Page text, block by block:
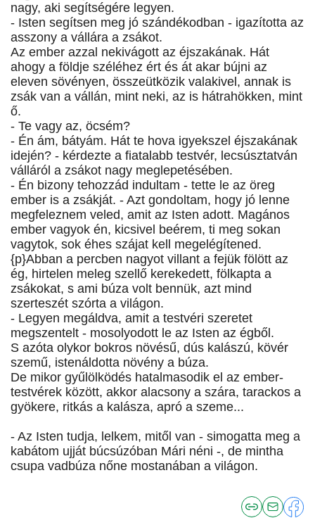
nagy, aki segítségére legyen.
- Isten segítsen meg jó szándékodban - igazította az
asszony a vállára a zsákot.
Az ember azzal nekivágott az éjszakának. Hát
ahogy a földje széléhez ért és át akar bújni az
eleven sövényen, összeütközik valakivel, annak is
zsák van a vállán, mint neki, az is hátrahökken, mint
ő.
- Te vagy az, öcsém?
- Én ám, bátyám. Hát te hova igyekszel éjszakának
idején? - kérdezte a fiatalabb testvér, lecsúsztatván
válláról a zsákot nagy meglepetésében.
- Én bizony tehozzád indultam - tette le az öreg
ember is a zsákját. - Azt gondoltam, hogy jó lenne
megfeleznem veled, amit az Isten adott. Magános
ember vagyok én, kicsivel beérem, ti meg sokan
vagytok, sok éhes szájat kell megelégítened.
{p}Abban a percben nagyot villant a fejük fölött az
ég, hirtelen meleg szellő kerekedett, fölkapta a
zsákokat, s ami búza volt bennük, azt mind
szerteszét szórta a világon.
- Legyen megáldva, amit a testvéri szeretet
megszentelt - mosolyodott le az Isten az égből.
S azóta olykor bokros növésű, dús kalászú, kövér
szemű, istenáldotta növény a búza.
De mikor gyűlölködés hatalmasodik el az ember-
testvérek között, akkor alacsony a szára, tarackos a
gyökere, ritkás a kalásza, apró a szeme...
- Az Isten tudja, lelkem, mitől van - simogatta meg a
kabátom ujját búcsúzóban Mári néni -, de mintha
csupa vadbúza nőne mostanában a világon.